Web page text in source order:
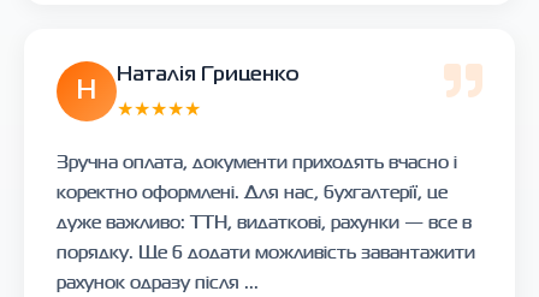
Н
Наталія Гриценко
★★★★★
Зручна оплата, документи приходять вчасно і
коректно оформлені. Для нас, бухгалтерії, це
дуже важливо: ТТН, видаткові, рахунки — все в
порядку. Ще б додати можливість завантажити
рахунок одразу після ...